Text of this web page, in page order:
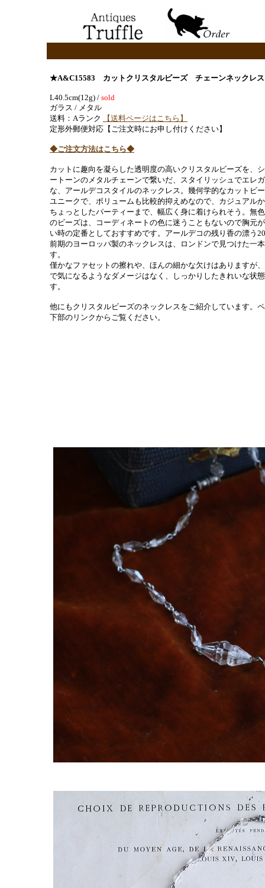
★A&C15583 カットクリスタルビーズ チェーンネックレ
L40.5cm(12g) / sold
ガラス / メタル
送料：Aランク
【送料ページはこちら】
定形外郵便対応【ご注文時にお申し付けください】
◆ご注文方法はこちら◆
カットに趣向を凝らした透明度の高いクリスタルビーズを、
ートーンのメタルチェーンで繋いだ、スタイリッシュでエレ
な、アールデコスタイルのネックレス。幾何学的なカットビ
ユニークで、ボリュームも比較的抑えめなので、カジュアル
ちょっとしたパーティーまで、幅広く身に着けられそう。無
のビーズは、コーディネートの色に迷うこともないので胸元
い時の定番としておすすめです。アールデコの残り香の漂う
前期のヨーロッパ製のネックレスは、ロンドンで見つけた一
す。
僅かなファセットの擦れや、ほんの細かな欠けはありますが
で気になるようなダメージはなく、しっかりしたきれいな状
す。
他にもクリスタルビーズのネックレスをご紹介しています。
下部のリンクからご覧ください。